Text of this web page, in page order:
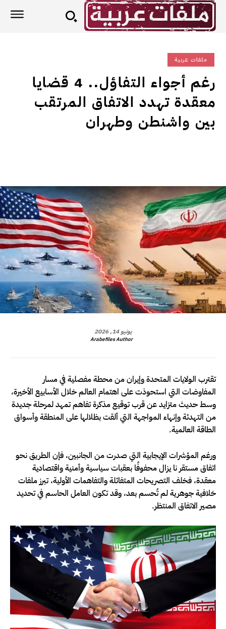
ملفات عربية
رغم أجواء التفاؤل.. 4 قضايا
معقدة تهدد الاتفاق المرتقب
بين واشنطن وطهران
يونيو 14, 2026
Arabefiles Author
تقترب الولايات المتحدة وإيران من محطة مفصلية في مسار
المفاوضات التي استحوذت على اهتمام العالم خلال الأسابيع الأخيرة،
وسط حديث متزايد عن قرب توقيع مذكرة تفاهم تمهد لمرحلة جديدة
من التهدئة وإنهاء المواجهة التي ألقت بظلالها على المنطقة وأسواق
الطاقة العالمية.
ورغم المؤشرات الإيجابية التي صدرت من الجانبين، فإن الطريق نحو
اتفاق مستقر نا يزال محفوفًا بعقبات سياسية وأمنية واقتصادية
معقدة، فخلف التصريحات المتفائلة والتفاهمات الأولية، تبرز ملفات
خلافية جوهرية لم تُحسم بعد، وقد تكون العامل الحاسم في تحديد
مصير الاتفاق المنتظر.